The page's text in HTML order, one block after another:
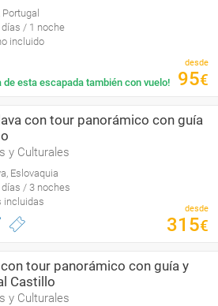
días / 1 noche
incluido
de esta escapada también con vuelo!
desde
95€
con tour panorámico con guía
y Culturales
Eslovaquia
días / 3 noches
incluidas
desde
315€
tour panorámico con guía y
Castillo
y Culturales